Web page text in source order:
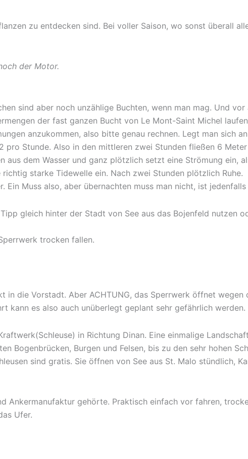
zu entdecken sind. Bei voller Saison, wo sonst überall
der Motor.
sind aber noch unzählige Buchten, wenn man mag. Und
der fast ganzen Bucht von Le Mont-Saint Michel
anzukommen, also bitte genau rechnen. Legt man sich
Stunde. Also in den mittleren zwei Stunden fließen 6
aus dem Wasser und ganz plötzlich setzt eine Strömung ein,
starke Tidewelle ein. Nach zwei Stunden plötzlich Ruhe.
Muss also, aber übernachten muss man nicht, ist
gleich hinter der Stadt von See aus das Bojenfeld nutzen
trocken fallen.
die Vorstadt. Aber ACHTUNG, das Sperrwerk öffnet wegen
kann es also auch unüberlegt geplant sehr gefährlich werden.
in Richtung Dinan. Eine einmalige
Bogenbrücken, Burgen und Felsen, bis zu den sehr hohen
sind gratis. Sie öffnen von See aus St. Malo stündlich,
Ankermanufaktur gehörte. Praktisch einfach vor fahren,
Ufer.